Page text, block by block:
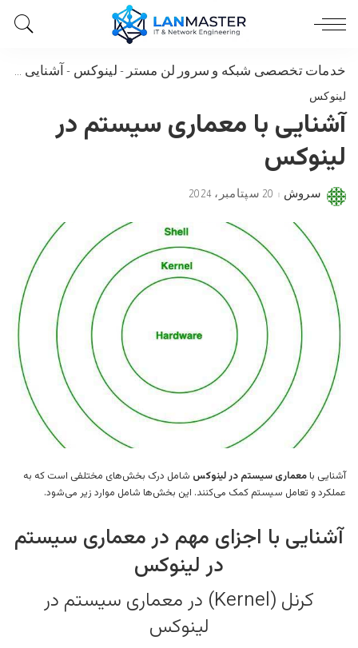
خدمات تخصصی شبکه و سرور لن مستر - لینوکس - آشنایی با معماری سیستم در لینوکس
لینوکس
آشنایی با معماری سیستم در
لینوکس
Posted
سروش 20 سپتامبر، 2024
آشنایی با معماری سیستم در لینوکس شامل درک بخش‌های مختلفی است که به
عملکرد و تعامل سیستم کمک می‌کنند. این بخش‌ها شامل موارد زیر می‌شود.
آشنایی با اجزای مهم در معماری سیستم
در لینوکس
کرنل (Kernel) در معماری سیستم در
لینوکس